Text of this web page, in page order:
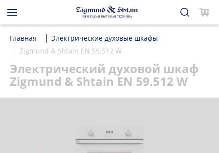
Главная
Электрические духовые шкафы
Zigmund & Shtain EN 59.512 W
Электрический духовой шкаф
Zigmund & Shtain EN 59.512 W